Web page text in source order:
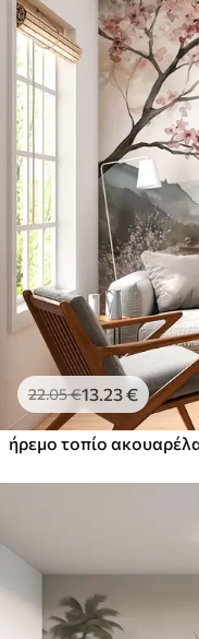
22.05€13 .23€